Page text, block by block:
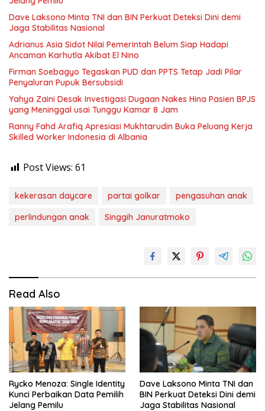
Dave Laksono Minta TNI dan BIN Perkuat Deteksi Dini demi
Jaga Stabilitas Nasional
Adrianus Asia Sidot Nilai Pemerintah Belum Siap Hadapi
Ancaman Karhutla Akibat El Nino
Firman Soebagyo Tegaskan PUD dan PPTS Tetap Jadi Pilar
Penyaluran Pupuk Bersubsidi
Yahya Zaini Desak Investigasi Dugaan Nakes Hina Pasien BPJS
yang Meninggal usai Tunggu Kamar 8 Jam
Ranny Fahd Arafiq Apresiasi Mukhtarudin Buka Peluang Kerja
Skilled Worker Indonesia di Albania
Post Views: 61
kekerasan daycare partai golkar
pengasuhan anak
perlindungan anak
Singgih Januratmoko
Read Also
Rycko Menoza: Single Identity
Kunci Perbaikan Data Pemilih
Jelang Pemilu
Dave Laksono Minta TNI dan
BIN Perkuat Deteksi Dini demi
Jaga Stabilitas Nasional